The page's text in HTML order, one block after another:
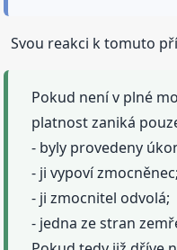
Svou reakci k tomuto
Pokud není v plné
platnost zaniká
- byly provedeny
- ji vypoví zmocněnec;
- ji zmocnitel odvolá;
- jedna ze stran